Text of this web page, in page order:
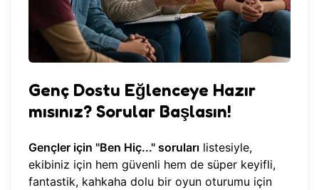
Genç Dostu Eğlenceye Hazır
mısınız? Sorular Başlasın!
Gençler için "Ben Hiç..." soruları listesiyle,
ekibiniz için hem güvenli hem de süper keyifli,
fantastik, kahkaha dolu bir oyun oturumu için